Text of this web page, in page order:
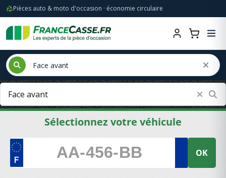
Pièces auto & moto d'occasion · économie circulaire
Sélectionnez votre véhicule
OK